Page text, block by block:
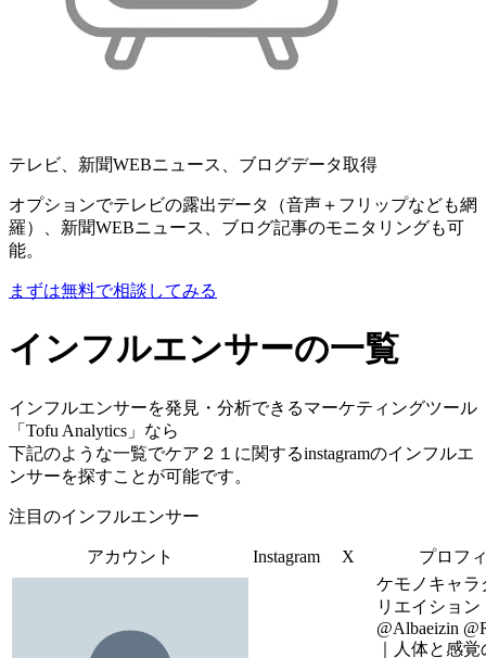
テレビ、新聞WEBニュース、ブログデータ取得
オプションでテレビの露出データ（音声＋フリップなども網
羅）、新聞WEBニュース、ブログ記事のモニタリングも可
能。
まずは無料で相談してみる
インフルエンサーの一覧
インフルエンサーを発見・分析できるマーケティングツール
「Tofu Analytics」なら
下記のような一覧でケア２１に関するinstagramのインフルエ
ンサーを探すことが可能です。
注目のインフルエンサー
アカウント Instagram X
プロフ
ケモノキャラ
リエイション
@Albaeizin
｜人体と感